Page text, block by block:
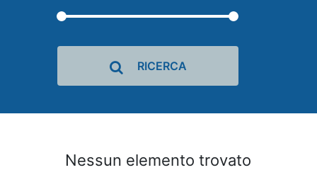
RICERCA
Nessun elemento trovato